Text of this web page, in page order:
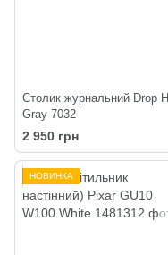
Столик журнальний Drop H
Gray 7032
2 950 грн
НОВИНКА